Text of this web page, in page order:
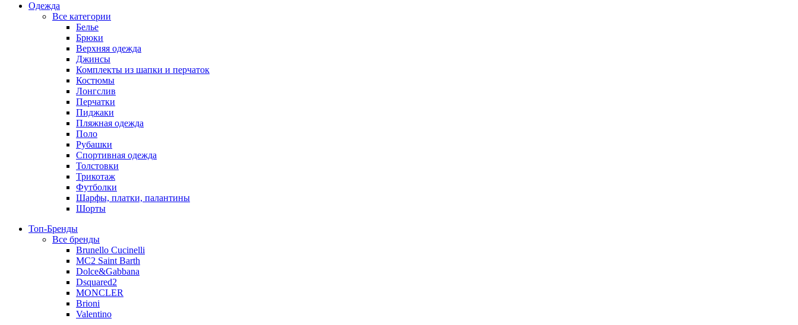
Одежда
Все категории
Белье
Брюки
Верхняя одежда
Джинсы
Комплекты из шапки и перчаток
Костюмы
Лонгслив
Перчатки
Пиджаки
Пляжная одежда
Поло
Рубашки
Спортивная одежда
Толстовки
Трикотаж
Футболки
Шарфы, платки, палантины
Шорты
Топ-Бренды
Все бренды
Brunello Cucinelli
MC2 Saint Barth
Dolce&Gabbana
Dsquared2
MONCLER
Brioni
Valentino